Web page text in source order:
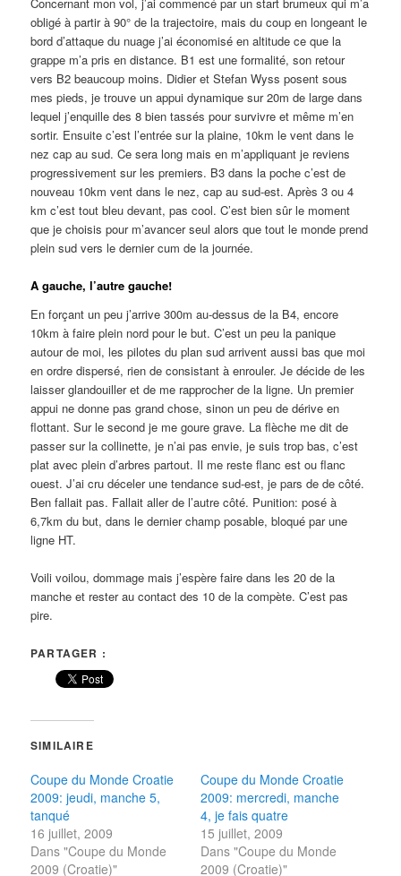
obligé à partir à 90° de la trajectoire, mais du coup en longeant le
bord d’attaque du nuage j’ai économisé en altitude ce que la
grappe m’a pris en distance. B1 est une formalité, son retour
vers B2 beaucoup moins. Didier et Stefan Wyss posent sous
mes pieds, je trouve un appui dynamique sur 20m de large dans
lequel j’enquille des 8 bien tassés pour survivre et même m’en
sortir. Ensuite c’est l’entrée sur la plaine, 10km le vent dans le
nez cap au sud. Ce sera long mais en m’appliquant je reviens
progressivement sur les premiers. B3 dans la poche c’est de
nouveau 10km vent dans le nez, cap au sud-est. Après 3 ou 4
km c’est tout bleu devant, pas cool. C’est bien sûr le moment
que je choisis pour m’avancer seul alors que tout le monde prend
plein sud vers le dernier cum de la journée.
A gauche, l’autre gauche!
En forçant un peu j’arrive 300m au-dessus de la B4, encore
10km à faire plein nord pour le but. C’est un peu la panique
autour de moi, les pilotes du plan sud arrivent aussi bas que moi
en ordre dispersé, rien de consistant à enrouler. Je décide de les
laisser glandouiller et de me rapprocher de la ligne. Un premier
appui ne donne pas grand chose, sinon un peu de dérive en
flottant. Sur le second je me goure grave. La flèche me dit de
passer sur la collinette, je n’ai pas envie, je suis trop bas, c’est
plat avec plein d’arbres partout. Il me reste flanc est ou flanc
ouest. J’ai cru déceler une tendance sud-est, je pars de de côté.
Ben fallait pas. Fallait aller de l’autre côté. Punition: posé à
6,7km du but, dans le dernier champ posable, bloqué par une
ligne HT.
Voili voilou, dommage mais j’espère faire dans les 20 de la
manche et rester au contact des 10 de la compète. C’est pas
pire.
PARTAGER :
SIMILAIRE
Coupe du Monde Croatie
2009: jeudi, manche 5,
tanqué
16 juillet, 2009
Dans "Coupe du Monde
2009 (Croatie)"
Coupe du Monde Croatie
2009: mercredi, manche
4, je fais quatre
15 juillet, 2009
Dans "Coupe du Monde
2009 (Croatie)"